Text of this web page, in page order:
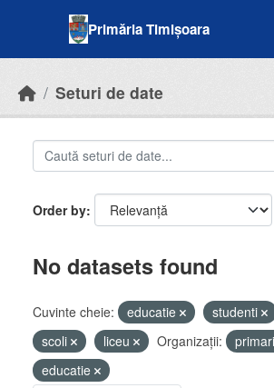
Primăria Timișoara
Seturi de date
Order by
No datasets found
Cuvinte cheie: educatie studenti
scoli
liceu Organizații:
educatie